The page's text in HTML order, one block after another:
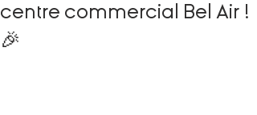
centre commercial Bel Air !
🎉